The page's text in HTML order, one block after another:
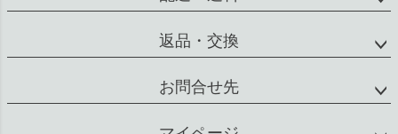
お問合せ先
マイページ
サポート